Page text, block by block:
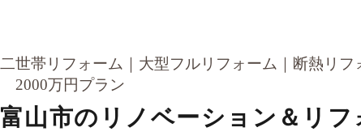
二世帯リフォーム 大型フルリフォーム 断熱リフ
2000万円プラン
富山市のリノベーション＆リ